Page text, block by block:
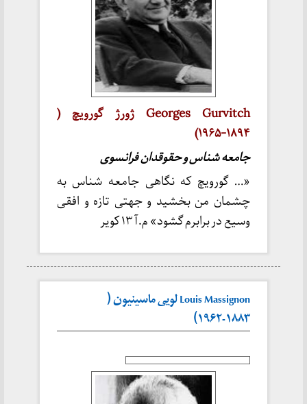
Georges Gurvitch ژورژ گورویچ (
۱۸۹۴-۱۹۶۵)
جامعه شناس و حقوقدان فرانسوی
«… گورویچ که نگاهی جامعه شناس به
چشمان من بخشید و جهتی تازه و افقی
وسیع در برابرم گشود» م.آ ۱۳ کویر
Louis Massignon لویی ماسینیون (
۱۸۸۳-۱۹۶۲)